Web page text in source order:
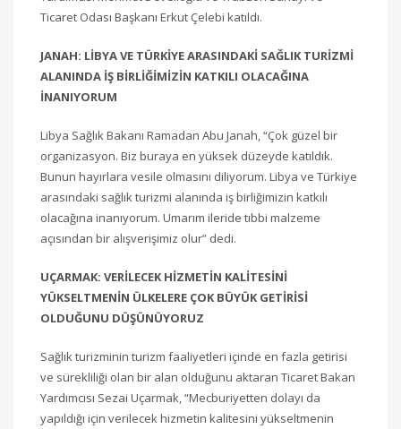
Ticaret Odası Başkanı Erkut Çelebi katıldı.
JANAH: LİBYA VE TÜRKİYE ARASINDAKİ SAĞLIK TURİZMİ
ALANINDA İŞ BİRLİĞİMİZİN KATKILI OLACAĞINA
İNANIYORUM
Libya Sağlık Bakanı Ramadan Abu Janah, “Çok güzel bir
organizasyon. Biz buraya en yüksek düzeyde katıldık.
Bunun hayırlara vesile olmasını diliyorum. Libya ve Türkiye
arasındaki sağlık turizmi alanında iş birliğimizin katkılı
olacağına inanıyorum. Umarım ileride tıbbi malzeme
açısından bir alışverişimiz olur” dedi.
UÇARMAK: VERİLECEK HİZMETİN KALİTESİNİ
YÜKSELTMENİN ÜLKELERE ÇOK BÜYÜK GETİRİSİ
OLDUĞUNU DÜŞÜNÜYORUZ
Sağlık turizminin turizm faaliyetleri içinde en fazla getirisi
ve sürekliliği olan bir alan olduğunu aktaran Ticaret Bakan
Yardımcısı Sezai Uçarmak, “Mecburiyetten dolayı da
yapıldığı için verilecek hizmetin kalitesini yükseltmenin